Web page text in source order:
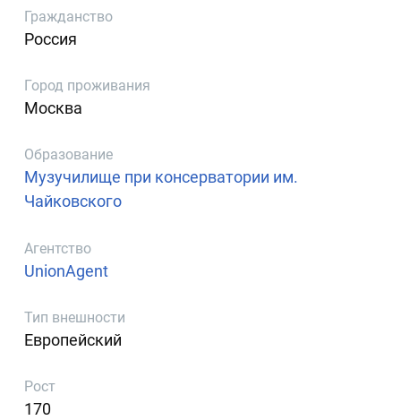
Гражданство
Россия
Город проживания
Москва
Образование
Музучилище при консерватории им.
Чайковского
Агентство
UnionAgent
Тип внешности
Европейский
Рост
170